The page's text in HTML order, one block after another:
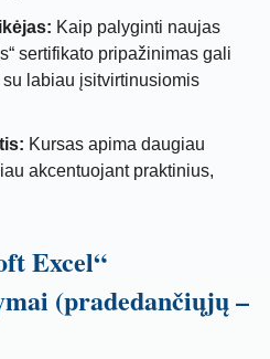
Kaip palyginti naujas
sertifikato pripažinimas gali
labiau įsitvirtinusiomis
Kursas apima daugiau
akcentuojant praktinius,
Excel“
(pradedančiųjų –